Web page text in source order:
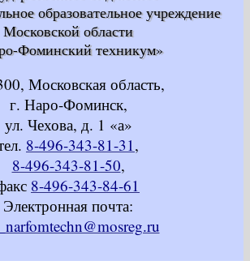
образовательное учреждение
Московской области
Фоминский техникум»
Московская область,
г. Наро-Фоминск,
ул. Чехова, д. 1 «а»
8-496-343-81-31,
8-496-343-81-50,
8-496-343-84-61
Электронная почта: